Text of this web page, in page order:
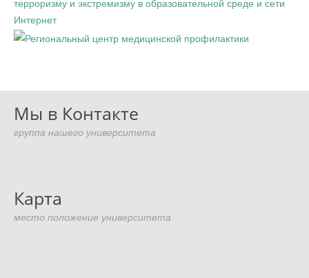
Мы в Контакте
группа нашего университета
Карта
место положение университета